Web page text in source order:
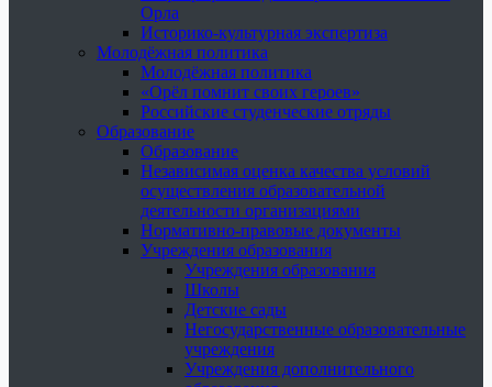
Орла
Историко-культурная экспертиза
Молодёжная политика
Молодёжная политика
«Орёл помнит своих героев»
Российские студенческие отряды
Образование
Образование
Независимая оценка качества условий
осуществления образовательной
деятельности организациями
Нормативно-правовые документы
Учреждения образования
Учреждения образования
Школы
Детские сады
Негосударственные образовательные
учреждения
Учреждения дополнительного